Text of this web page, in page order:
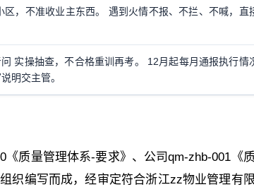
，不准收业主东西。 遇到火情不报、不拦、不喊，直
实操抽查，不合格重训再考。 12月起每月通报执行情
明交主管。
质量管理体系-要求》、公司qm-zhb-001《
织编写而成，经审定符合浙江zz物业管理有